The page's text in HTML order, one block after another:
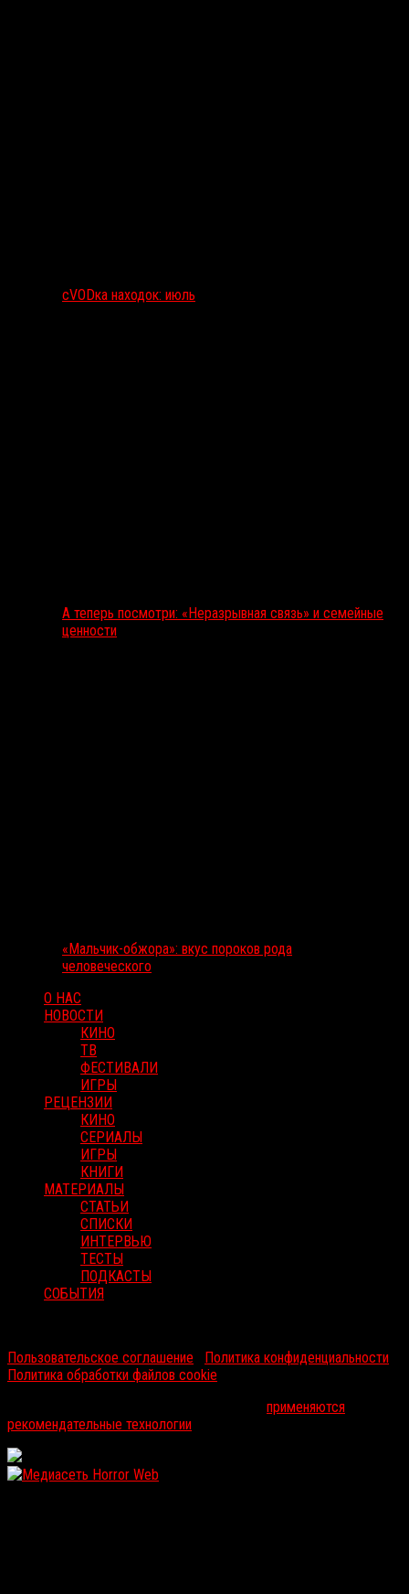
сVODка находок: июль
А теперь посмотри: «Неразрывная связь» и семейные
ценности
«Мальчик-обжора»: вкус пороков рода
человеческого
О НАС
НОВОСТИ
КИНО
ТВ
ФЕСТИВАЛИ
ИГРЫ
РЕЦЕНЗИИ
КИНО
СЕРИАЛЫ
ИГРЫ
КНИГИ
МАТЕРИАЛЫ
СТАТЬИ
СПИСКИ
ИНТЕРВЬЮ
ТЕСТЫ
ПОДКАСТЫ
СОБЫТИЯ
Пользовательское соглашение
Политика конфиденциальности
Политика обработки файлов cookie
применяются
рекомендательные технологии